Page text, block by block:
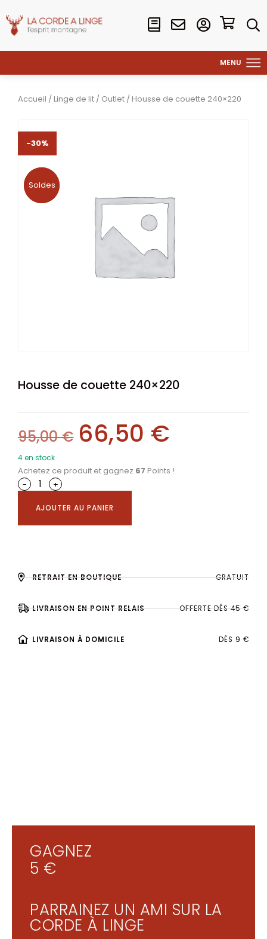
Accueil / Linge de lit / Outlet / Housse de couette 240×220
-30%
Soldes
Soldes
Housse de couette 240×220
95,00€ 66,50 €
4 en stock
Achetez ce produit et gagnez 67 Points !
-
+
AJOUTER AU PANIER
RETRAIT EN BOUTIQUE GRATUIT
LIVRAISON EN POINT RELAIS OFFERTE DÈS 45 €
LIVRAISON À DOMICILE DÈS 9 €
GAGNEZ
5 €
PARRAINEZ UN AMI SUR LA
CORDE À LINGE